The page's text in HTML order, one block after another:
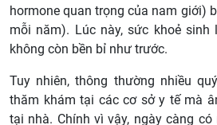
hormone quan trọng của nam giới)
mỗi năm). Lúc này, sức khoẻ
không còn bền bỉ như trước.
Tuy nhiên, thông thường nhiều
thăm khám tại các cơ sở y tế mà
tại nhà. Chính vì vậy, ngày càng